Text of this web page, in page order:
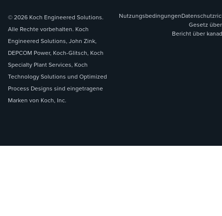
© 2026 Koch Engineered Solutions.
Alle Rechte vorbehalten. Koch
Engineered Solutions, John Zink,
DEPCOM Power, Koch-Glitsch, Koch
Specialty Plant Services, Koch
Technology Solutions und Optimized
Process Designs sind eingetragene
Marken von Koch, Inc.
Nutzungsbedingungen
Gesetz
Bericht über